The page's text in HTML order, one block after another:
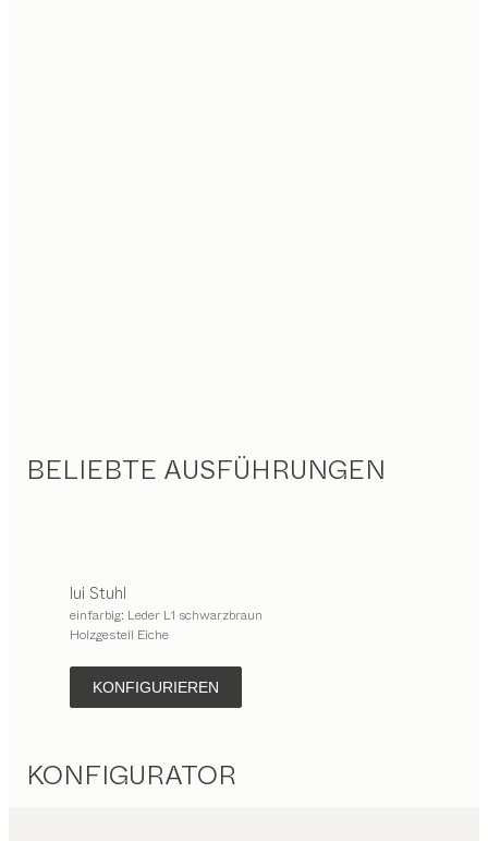
BELIEBTE AUSFÜHRUNGEN
lui Stuhl
einfarbig: Leder L1 schwarzbraun
Holzgestell Eiche
KONFIGURIEREN
KONFIGURATOR